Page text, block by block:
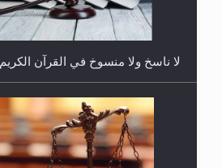
لا ناسخ ولا منسوخ في القرآن الكريم